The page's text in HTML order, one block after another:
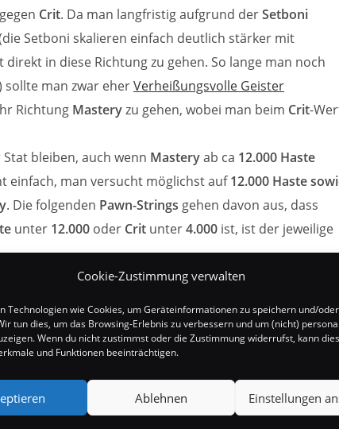
Cookie-Zustimmung verwalten
Technologien wie Cookies, um Geräteinformationen zu speichern und/
tun dies, um das Browsing-Erlebnis zu verbessern und um (nicht)
Wenn du nicht zustimmst oder die Zustimmung widerrufst, kann
und Funktionen beeinträchtigen.
Ablehnen Einstellungen
Crit. Da man langfristig aufgrund derSetboni
Setboni skalieren einfach deutlich stärker mit
in diese Richtung zu gehen. So lange man noch
sollte man zwar eherVerheißungsvolle Geister
Richtung Masteryzu gehen, wobei man beim Crit-
bleiben, auch wenn Masteryab ca 12.000 Haste
einfach, man versucht möglichst auf12.000 Haste
. Die folgenden Pawn-Strings gehen davon aus, dass
unter 12.000 oder Crit unter4.000 ist, ist der jeweilige
MasteryRating=1.22,